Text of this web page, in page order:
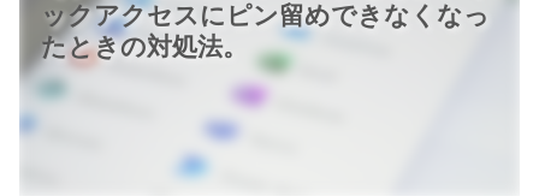
ックアクセスにピン留めできなくなっ
たときの対処法。